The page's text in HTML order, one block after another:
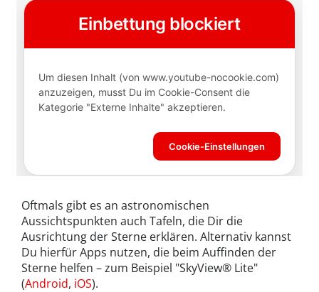
Oftmals gibt es an astronomischen
Aussichtspunkten auch Tafeln, die Dir die
Ausrichtung der Sterne erklären. Alternativ kannst
Du hierfür Apps nutzen, die beim Auffinden der
Sterne helfen – zum Beispiel "SkyView® Lite"
(Android, iOS).